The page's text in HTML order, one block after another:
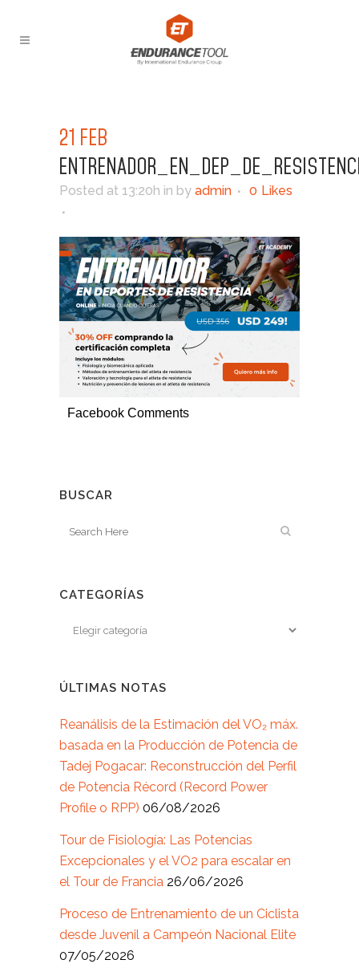
21 FEB
Posted at 13:20h in by admin 0 Likes
Facebook Comments
BUSCAR
CATEGORÍAS
ÚLTIMAS NOTAS
Reanálisis de la Estimación del VO₂ máx.
basada en la Producción de Potencia de
Tadej Pogacar: Reconstrucción del Perfil
de Potencia Récord (Record Power
Profile o RPP) 06/08/2026
Tour de Fisiología: Las Potencias
Excepcionales y el VO2 para escalar en
el Tour de Francia 26/06/2026
Proceso de Entrenamiento de un Ciclista
desde Juvenil a Campeón Nacional Elite
07/05/2026